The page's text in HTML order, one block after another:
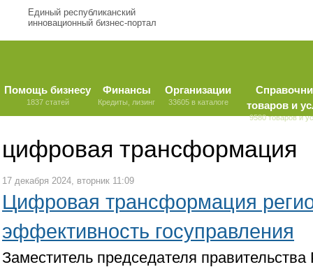
Единый республиканский
инновационный бизнес-портал
Помощь бизнесу
1837 статей
Финансы
Кредиты, лизинг
Организации
33605 в каталоге
товаров и
9580 товаров и
цифровая трансформация
17 декабря 2024, вторник 11:09
Цифровая трансформация
эффективность госуправления
Заместитель председателя